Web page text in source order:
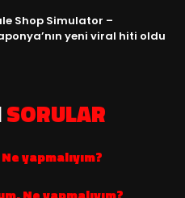
Shop Simulator –
yeni viral hiti oldu
SORULAR
yapmalıyım?